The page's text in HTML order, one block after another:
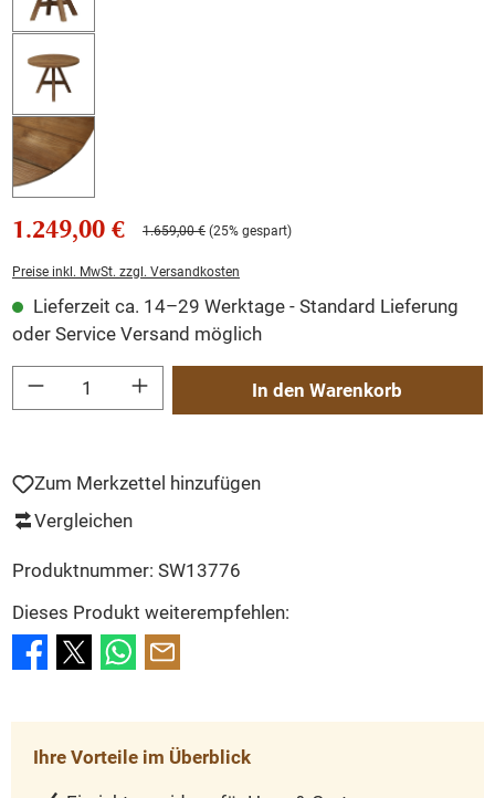
1.249,00 € 1.659,00 € (25% gespart)
Preise inkl. MwSt. zzgl. Versandkosten
Lieferzeit ca. 14–29 Werktage - Standard Lieferung
oder Service Versand möglich
Produkt Anzahl: Gib den gewünschten Wert ein oder benutze die Schaltflächen
In den Warenkorb
Zum Merkzettel hinzufügen
Vergleichen
Produktnummer: SW13776
Dieses Produkt weiterempfehlen:
Ihre Vorteile im Überblick